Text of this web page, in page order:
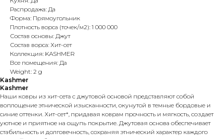
Распродажа: Да
Форма: Прямоугольник
Плотность ворса (точек/м2): 1 000 000
Состав основы: Джут
Состав ворса: Хит-сет
Коллекция: KASHMER
Все помещения: Да
Weight: 2 g
Kashmer
Kashmer
Наши ковры из хит-сета с джутовой основой представляют собой
воплощение этнической изысканности, окунутой в темные бордовые и
синие оттенки. Хит-сет*, придавая коврам прочность и мягкость, создает
уютное и приятное на ощупь покрытие. Джутовая основа обеспечивает
стабильность и долговечность, сохраняя этнический характер каждого